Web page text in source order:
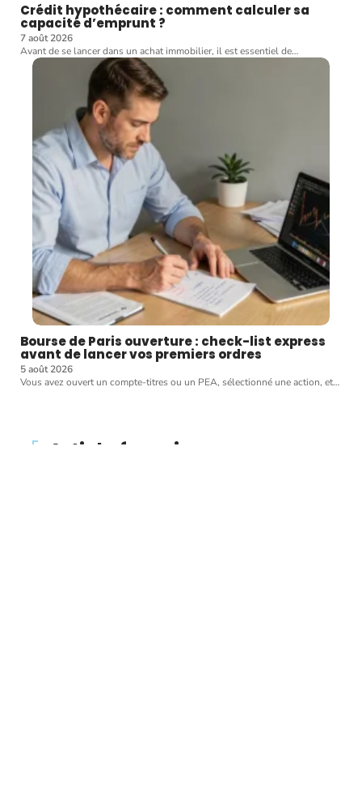
Crédit hypothécaire : comment calculer sa
capacité d’emprunt ?
7 août 2026
Avant de se lancer dans un achat immobilier, il est essentiel de…
Bourse de Paris ouverture : check-list express
avant de lancer vos premiers ordres
5 août 2026
Vous avez ouvert un compte-titres ou un PEA, sélectionné une action, et…
Article favori